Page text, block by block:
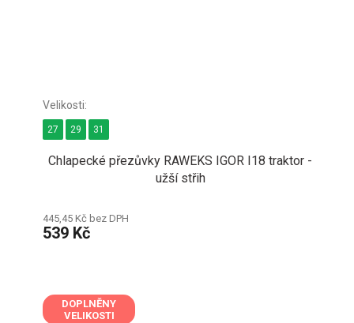
Chlapecké přezůvky RAWEKS IGOR I18 traktor -
užší střih
445,45 Kč bez DPH
539 Kč
27 29 31
DOPLNĚNY
VELIKOSTI